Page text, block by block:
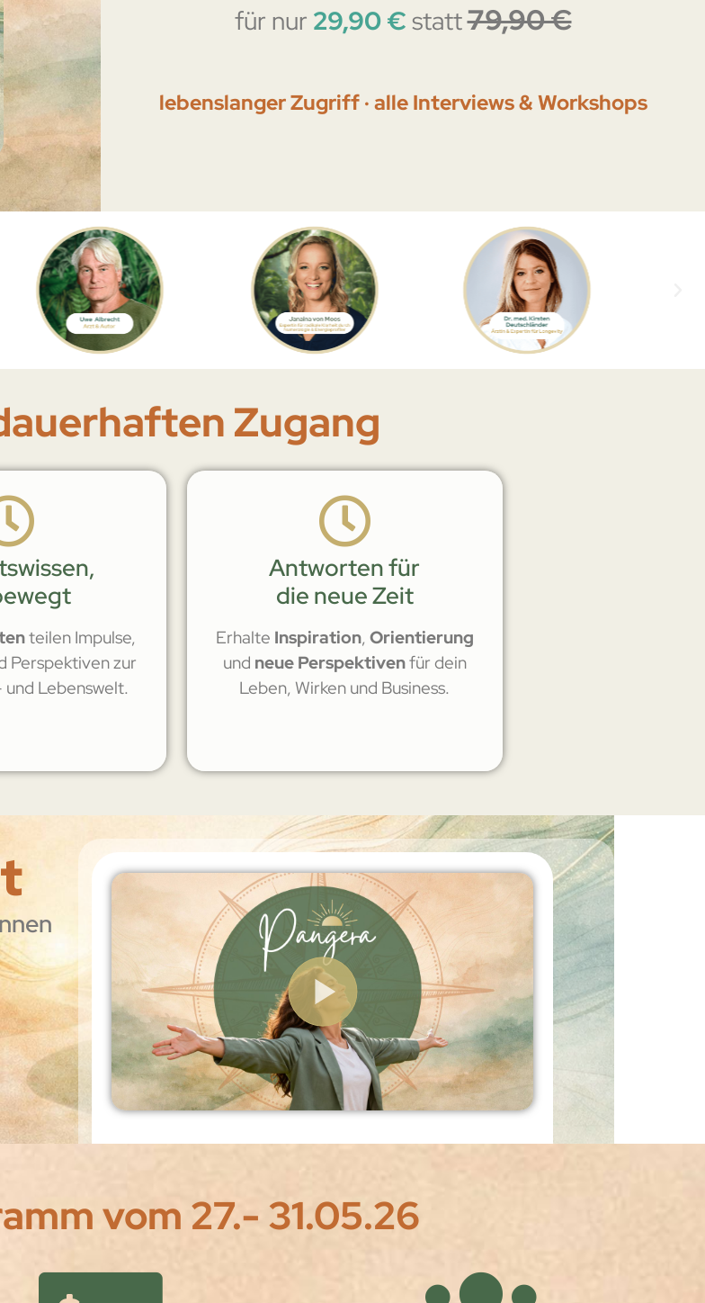
für nur 29,90 €statt79,90 €
lebenslanger Zugriff · alle Interviews & Workshops
Zugang
teilen Impulse,
Perspektiven zur
Lebenswelt.
Antworten für
die neue Zeit
Erhalte Inspiration, Orientierung
und neue Perspektivenfür dein
Leben, Wirken und Business.
vom 27.- 31.05.26